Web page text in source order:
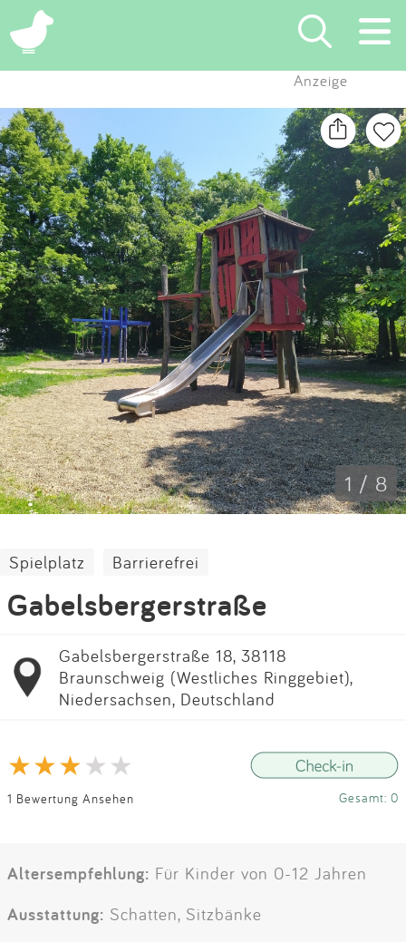
×
Suchen
Eintragen
App
Blog
Partner
Kontakt
Impressum
Anmelden
Anzeige
1 / 8
Spielplatz Barrierefrei
Gabelsbergerstraße
Gabelsbergerstraße 18, 38118
Braunschweig (Westliches Ringgebiet),
Niedersachsen, Deutschland
1 Bewertung Ansehen Gesamt: 0
Altersempfehlung: Für Kinder von 0-12 Jahren
Ausstattung: Schatten, Sitzbänke